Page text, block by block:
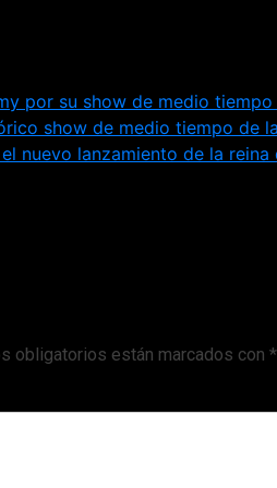
obligatorios están marcados con *